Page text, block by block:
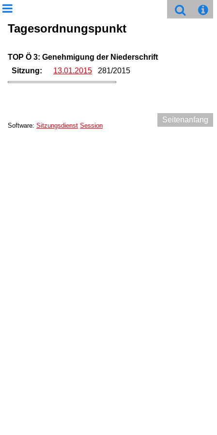
Tagesordnungspunkt
TOP Ö 3: Genehmigung der Niederschrift
Sitzung:
13.01.2015 281/2015
Seitenanfang
Software: Sitzungsdienst Session